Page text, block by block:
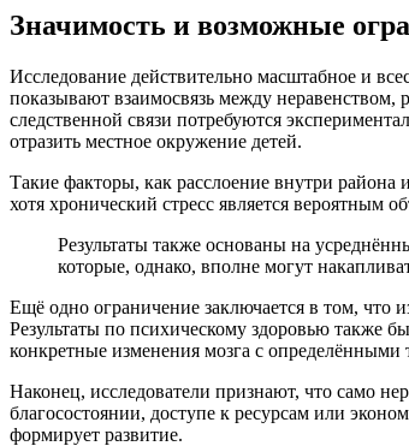
Значимость и возможные
Исследование действительно масштабное и
показывают взаимосвязь между
следственной связи потребуются
отразить местное окружение детей.
Такие факторы, как расслоение внутри района
хотя хронический стресс является вероятным
Результаты также основаны на
которые, однако, вполне могут
Ещё одно ограничение заключается в том,
Результаты по психическому здоровью также
конкретные изменения мозга с
Наконец, исследователи признают, что само
благосостоянии, доступе к ресурсам или
формирует развитие.